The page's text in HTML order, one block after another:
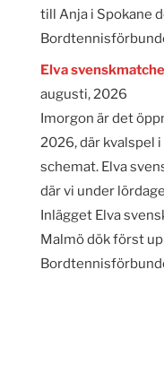
till Anja i Spokane
Elva
augusti, 2026
Imorgon är det
2026, där kvalspel
schemat. Elva
där vi under
Inlägget Elva
Malmö dök först